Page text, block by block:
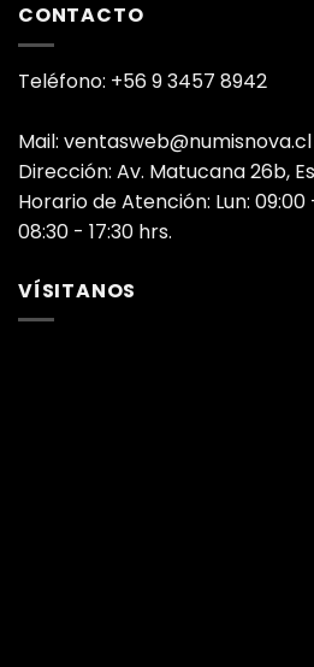
CONTACTO
Teléfono: +56 9 3457 8942
Mail: ventasweb@numisnova.cl
Dirección: Av. Matucana 26b,
Horario de Atención: Lun:
08:30 - 17:30 hrs.
VÍSITANOS